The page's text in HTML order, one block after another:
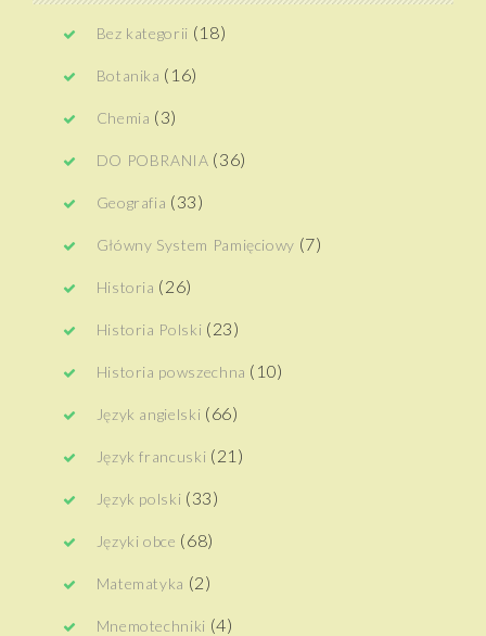
Bez kategorii (18)
Botanika (16)
Chemia (3)
DO POBRANIA (36)
Geografia (33)
Główny System Pamięciowy (7)
Historia (26)
Historia Polski (23)
Historia powszechna (10)
Język angielski (66)
Język francuski (21)
Język polski (33)
Języki obce (68)
Matematyka (2)
Mnemotechniki (4)